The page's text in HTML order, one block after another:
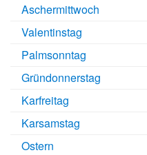
Aschermittwoch
Valentinstag
Palmsonntag
Gründonnerstag
Karfreitag
Karsamstag
Ostern